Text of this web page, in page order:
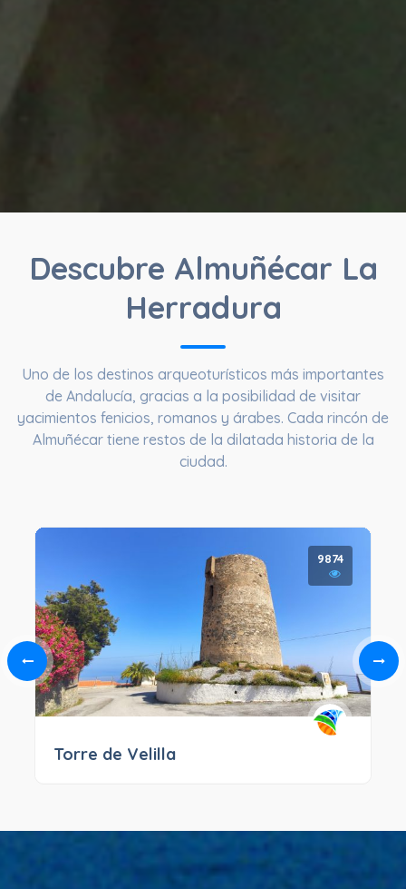
Descubre Almuñécar La
Herradura
Uno de los destinos arqueoturísticos más importantes
de Andalucía, gracias a la posibilidad de visitar
yacimientos fenicios, romanos y árabes. Cada rincón de
Almuñécar tiene restos de la dilatada historia de la
ciudad.
9874
Torre de Velilla